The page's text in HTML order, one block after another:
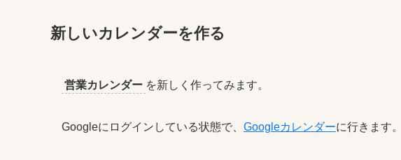
新しいカレンダーを作る
営業カレンダー を新しく作ってみます。
Googleにログインしている状態で、 Googleカレンダーに行きます。